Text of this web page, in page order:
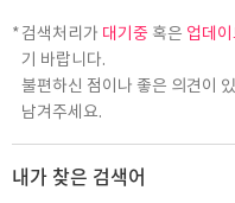
검색처리가 대기중 혹은 업데
기 바랍니다.
불편하신 점이나 좋은 의견이
남겨주세요.
내가 찾은 검색어